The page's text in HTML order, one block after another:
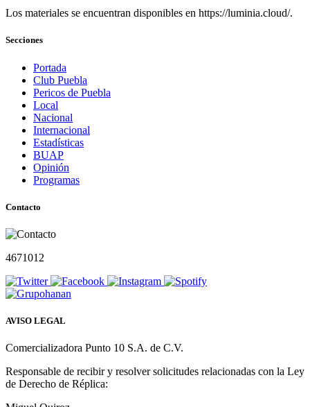
Los materiales se encuentran disponibles en https://luminia.cloud/.
Secciones
Portada
Club Puebla
Pericos de Puebla
Local
Nacional
Internacional
Estadísticas
BUAP
Opinión
Programas
Contacto
4671012
AVISO LEGAL
Comercializadora Punto 10 S.A. de C.V.
Responsable de recibir y resolver solicitudes relacionadas con la Ley
de Derecho de Réplica: